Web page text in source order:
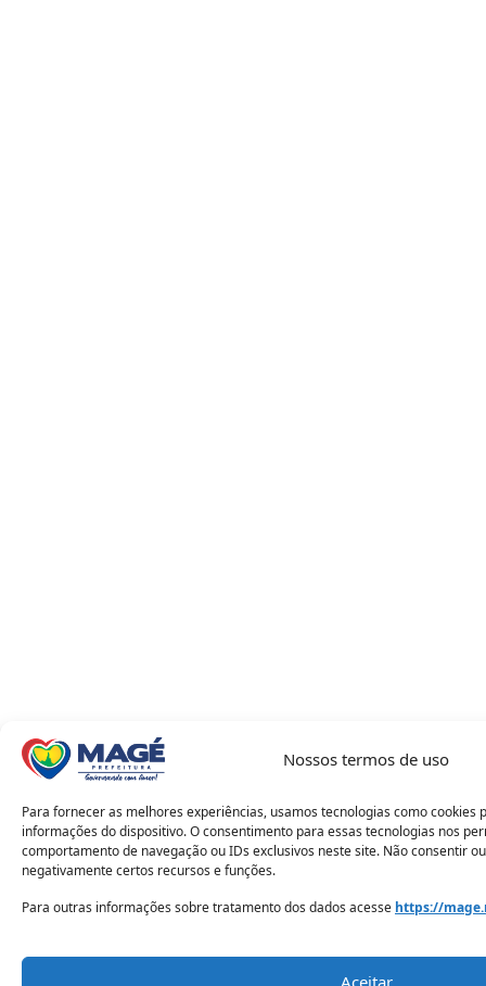
Nossos termos de uso
Para fornecer as melhores experiências, usamos tecnologias como cookies
informações do dispositivo. O consentimento para essas tecnologias nos
comportamento de navegação ou IDs exclusivos neste site. Não consentir
negativamente certos recursos e funções.
Para outras informações sobre tratamento dos dados acesse https://
Aceitar